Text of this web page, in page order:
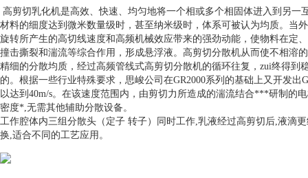
高剪切乳化机是高效、快速、均匀地将一个相或多个相固体进入到另
材料的细度达到微米数量级时，甚至纳米级时，体系可被认为均质。当
旋转所产生的高切线速度和高频机械效应带来的强劲动能，使物料在定
撞击撕裂和湍流等综合作用，形成悬浮液。高剪切分散机从而使不相溶
精细的分散均质，经过高频管线式高剪切分散机的循环往复，zui终得
的。根据一些行业特殊要求， 思峻公司在GR2000系列的基础上又开发出
以达到40m/s。在该速度范围内，由剪切力所造成的湍流结合***研制的
密度*,无需其他辅助分散设备。
工作腔体内三组分散头（定子 转子）同时工作,乳液经过高剪切后,液滴
换,适合不同的工艺应用。